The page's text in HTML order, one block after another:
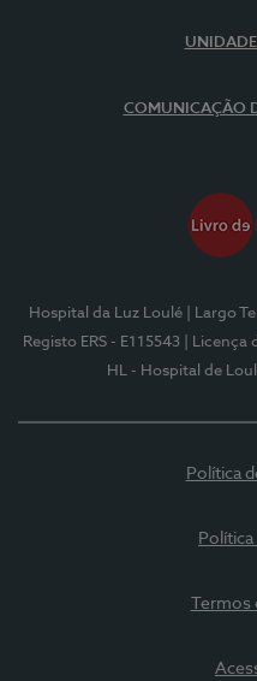
COMUNICAÇÃO
Hospital da Luz Loulé | Largo
Registo ERS - E115543
| Licença
HL - Hospital de
Política
Termos